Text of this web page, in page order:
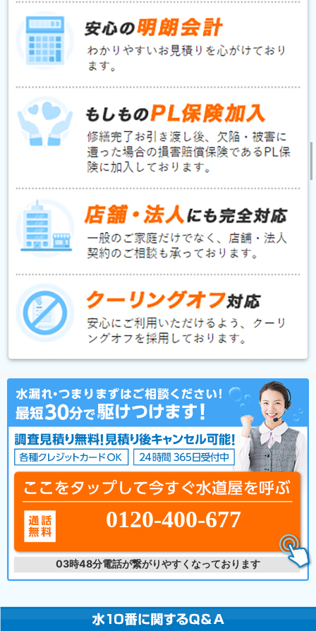
0120-400-677
03時48分電話が繋がりやすくなっております